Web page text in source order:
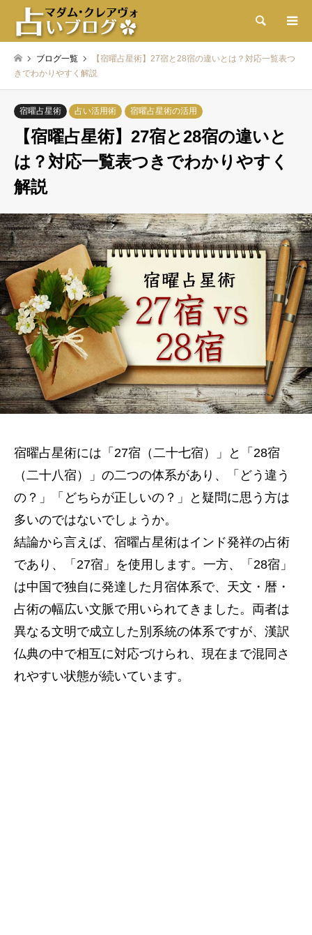
検索
ブログ一覧
【宿曜占星術】27宿と28宿の違いとは？対応一覧表つ
きでわかりやすく解説
宿曜占星術 占い活用術 宿曜占星術の活用
【宿曜占星術】27宿と28宿の違いと
は？対応一覧表つきでわかりやすく
解説
宿曜占星術には「27宿（二十七宿）」と「28宿
（二十八宿）」の二つの体系があり、「どう違う
の？」「どちらが正しいの？」と疑問に思う方は
多いのではないでしょうか。
結論から言えば、宿曜占星術はインド発祥の占術
であり、「27宿」を使用します。一方、「28宿」
は中国で独自に発達した月宿体系で、天文・暦・
占術の幅広い文脈で用いられてきました。両者は
異なる文明で成立した別系統の体系ですが、漢訳
仏典の中で相互に対応づけられ、現在まで混同さ
れやすい状態が続いています。